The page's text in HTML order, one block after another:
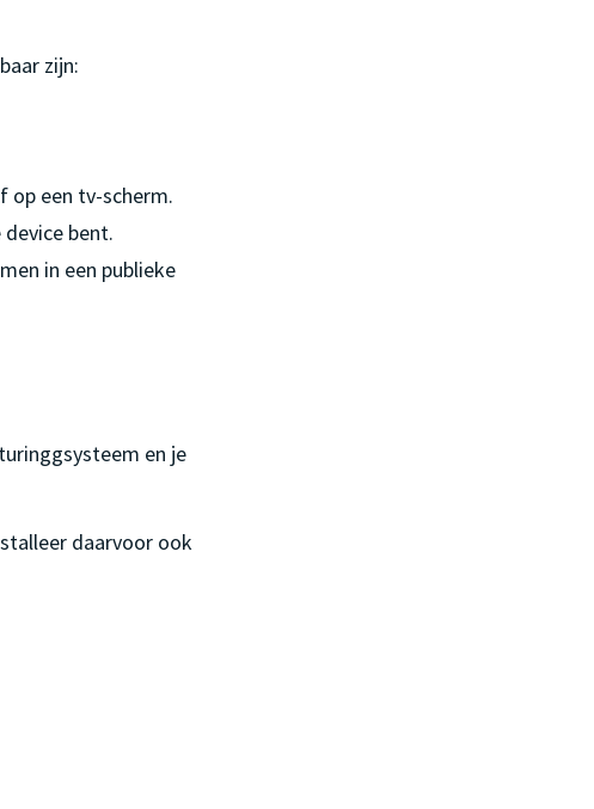
zijn:
op een tv-scherm.
bent.
in een publieke
en je
daarvoor ook